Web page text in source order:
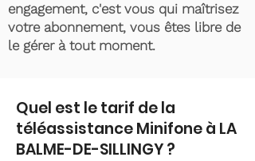
engagement, c'est vous qui maîtrisez
votre abonnement, vous êtes libre de
le gérer à tout moment.
Quel est le tarif de la
téléassistance Minifone à LA
BALME-DE-SILLINGY ?